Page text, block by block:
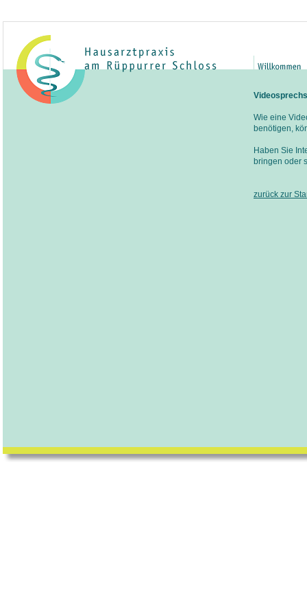
Wie eine
benötigen,
Haben Sie
bringen oder
zurück zur